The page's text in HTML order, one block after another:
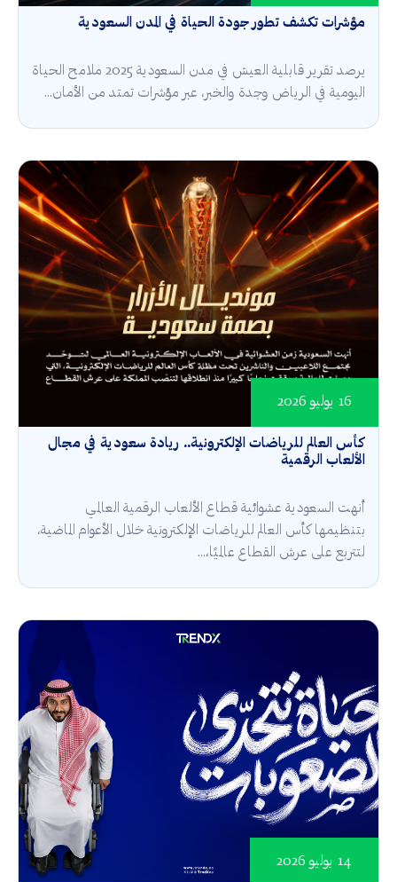
مؤشرات تكشف تطور جودة الحياة في المدن السعودية
يرصد تقرير قابلية العيش في مدن السعودية 2025 ملامح الحياة
اليومية في الرياض وجدة والخبر، عبر مؤشرات تمتد من الأمان...
كأس العالم للرياضات الإلكترونية.. ريادة سعودية في مجال
الألعاب الرقمية
16 يوليو 2026
أنهت السعودية عشوائية قطاع الألعاب الرقمية العالمي
بتنظيمها كأس العالم للرياضات الإلكترونية خلال الأعوام الماضية،
لتتربع على عرش القطاع عالميًا،...
14 يوليو 2026